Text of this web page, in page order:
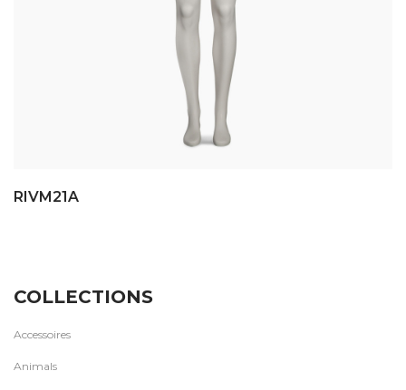
RIVM21A
COLLECTIONS
Accessoires
Animals